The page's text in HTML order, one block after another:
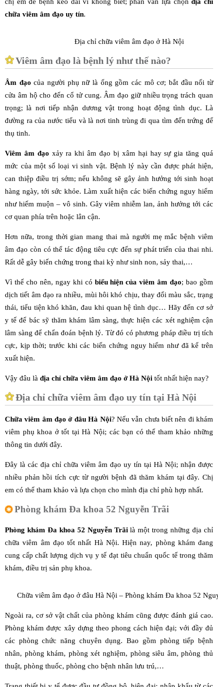
chữa viêm âm đạo uy tín.
Địa chỉ chữa viêm âm đạo ở Hà Nội
Viêm âm đạo là bệnh lý như thế nào?
Âm đạo của người phụ nữ là ống gồm các mô cơ; bắt đầu nối từ
cửa âm hộ cho đến cổ tử cung. Âm đạo giữ nhiều trọng trách quan
trọng; là nơi tiếp nhận dương vật trong hoạt động tình dục. Là
đường ra của nước tiểu và là nơi tinh trùng đi qua tìm đến trứng để
thụ tinh.
Viêm âm đạo xảy ra khi âm đạo bị xâm hại hay sự gia tăng quá
mức của một số loại vi sinh vật. Bệnh lý này cần được phát hiện,
can thiệp điều trị sớm; nếu không sẽ gây ảnh hưởng tới sinh hoạt
hàng ngày, tới sức khỏe. Làm xuất hiện các biến chứng nguy hiểm
như hiếm muộn – vô sinh. Gây viêm nhiễm lan, ảnh hưởng tới các
cơ quan phía trên hoặc lân cận.
Hơn nữa, trong thời gian mang thai mà người mẹ mắc bệnh viêm
âm đạo còn có thể tác động tiêu cực đến sự phát triển của thai nhi.
Rất dễ gây biến chứng trong thai kỳ như sinh non, sảy thai,…
Vì thế cho nên, ngay khi có biểu hiện của viêm âm đạo; bao gồm
dịch tiết âm đạo ra nhiều, mùi hôi khó chịu, thay đổi màu sắc, trạng
thái, tiểu tiện khó khăn, đau khi quan hệ tình dục… Hãy đến cơ sở
y tế để bác sỹ thăm khám lâm sàng, thực hiện các xét nghiệm cận
lâm sàng để chẩn đoán bệnh lý. Từ đó có phương pháp điều trị tích
cực, kịp thời; trước khi các biến chứng nguy hiểm như đã kể trên
xuất hiện.
Vậy đâu là địa chỉ chữa viêm âm đạo ở Hà Nội tốt nhất hiện nay?
Địa chỉ chữa viêm âm đạo uy tín tại Hà Nội
Chữa viêm âm đạo ở đâu Hà Nội? Nếu vẫn chưa biết nên đi khám
viêm phụ khoa ở tốt tại Hà Nội; các bạn có thể tham khảo những
thông tin dưới đây.
Đây là các địa chỉ chữa viêm âm đạo uy tín tại Hà Nội; nhận được
nhiều phản hồi tích cực từ người bệnh đã thăm khám tại đây. Chị
em có thể tham khảo và lựa chọn cho mình địa chỉ phù hợp nhất.
Phòng khám Đa khoa 52 Nguyễn Trãi
Phòng khám Đa khoa 52 Nguyễn Trãilà một trong những địa chỉ
chữa viêm âm đạo tốt nhất Hà Nội. Hiện nay, phòng khám đang
cung cấp chất lượng dịch vụ y tế đạt tiêu chuẩn quốc tế trong thăm
khám, điều trị sản phụ khoa.
Chữa viêm âm đạo ở đâu Hà Nội – Phòng khám Đa khoa 52
Ngoài ra, cơ sở vật chất của phòng khám cũng được đánh giá cao.
Phòng khám được xây dựng theo phong cách hiện đại; với đầy đủ
các phòng chức năng chuyên dụng. Bao gồm phòng tiếp bệnh
nhân, phòng khám, phòng xét nghiệm, phòng siêu âm, phòng thủ
thuật, phòng thuốc, phòng cho bệnh nhân lưu trú,…